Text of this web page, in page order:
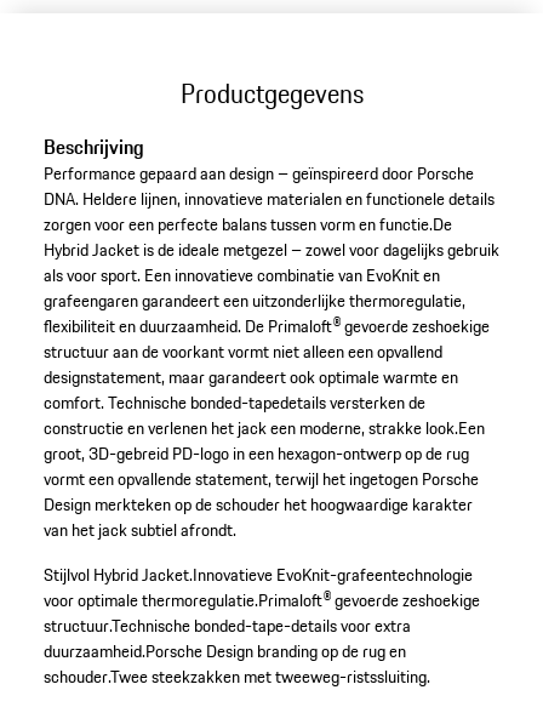
Productgegevens
Beschrijving
Performance gepaard aan design – geïnspireerd door Porsche
DNA. Heldere lijnen, innovatieve materialen en functionele details
zorgen voor een perfecte balans tussen vorm en functie.De
Hybrid Jacket is de ideale metgezel – zowel voor dagelijks gebruik
als voor sport. Een innovatieve combinatie van EvoKnit en
grafeengaren garandeert een uitzonderlijke thermoregulatie,
flexibiliteit en duurzaamheid. De Primaloft® gevoerde zeshoekige
structuur aan de voorkant vormt niet alleen een opvallend
designstatement, maar garandeert ook optimale warmte en
comfort. Technische bonded-tapedetails versterken de
constructie en verlenen het jack een moderne, strakke look.Een
groot, 3D-gebreid PD-logo in een hexagon-ontwerp op de rug
vormt een opvallende statement, terwijl het ingetogen Porsche
Design merkteken op de schouder het hoogwaardige karakter
van het jack subtiel afrondt.
Stijlvol Hybrid Jacket.Innovatieve EvoKnit-grafeentechnologie
voor optimale thermoregulatie.Primaloft® gevoerde zeshoekige
structuur.Technische bonded-tape-details voor extra
duurzaamheid.Porsche Design branding op de rug en
schouder.Twee steekzakken met tweeweg-ristssluiting.